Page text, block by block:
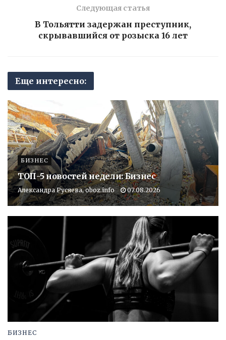
Следующая статья
В Тольятти задержан преступник,
скрывавшийся от розыска 16 лет
Еще интересно:
БИЗНЕС
ТОП-5 новостей недели: Бизнес
Александра Русяева, oboz.info 07.08.2026
БИЗНЕС